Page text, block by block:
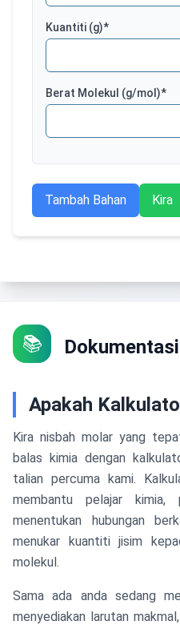
Kuantiti (g)*
Berat Molekul (g/mol)*
Tambah Bahan Kira
📚 Dokumentasi
Apakah
Kira nisbah molar yang
balas kimia dengan
talian percuma kami.
membantu pelajar kimia,
menentukan hubungan
menukar kuantiti jisim
molekul.
Sama ada anda sedang
menyediakan larutan